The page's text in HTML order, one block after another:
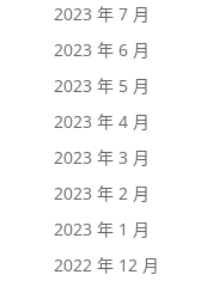
2023 年 7 月
2023 年 6 月
2023 年 5 月
2023 年 4 月
2023 年 3 月
2023 年 2 月
2023 年 1 月
2022 年 12 月